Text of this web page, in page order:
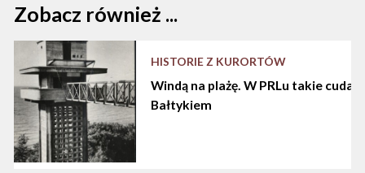
Zobacz również ...
HISTORIE Z KURORTÓW
Windą na plażę. W PRLu takie cuda
Bałtykiem